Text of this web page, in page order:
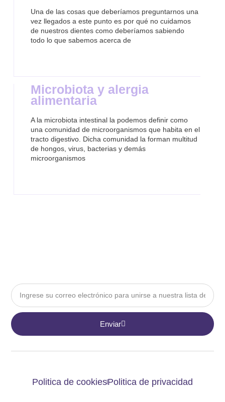
Una de las cosas que deberíamos preguntarnos una
vez llegados a este punto es por qué no cuidamos
de nuestros dientes como deberíamos sabiendo
todo lo que sabemos acerca de
Microbiota y alergia
alimentaria
A la microbiota intestinal la podemos definir como
una comunidad de microorganismos que habita en el
tracto digestivo. Dicha comunidad la forman multitud
de hongos, virus, bacterias y demás
microorganismos
Email
Enviar
Politica de cookiesPolitica de privacidad